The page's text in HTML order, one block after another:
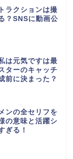
ラクションは撮
？SNSに動画公
は元気ですは最
ターのキャッチ
前に決まった？
ンの全セリフを
の意味と活躍シ
ぎる！